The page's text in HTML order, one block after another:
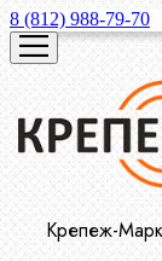
8 (812) 988-79-70
Крепеж-